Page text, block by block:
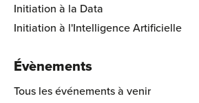
Initiation à la Data
Initiation à l'Intelligence Artificielle
Évènements
Tous les événements à venir